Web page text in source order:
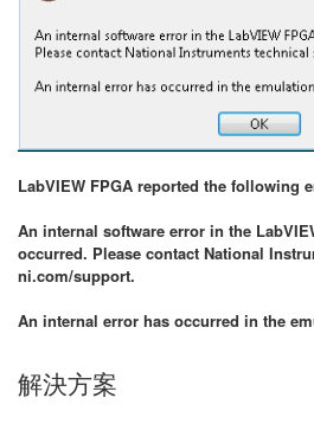
LabVIEW FPGA reported the following
An internal software error in the
occurred. Please contact National
ni.com/support.
An internal error has occurred in the
解決方案